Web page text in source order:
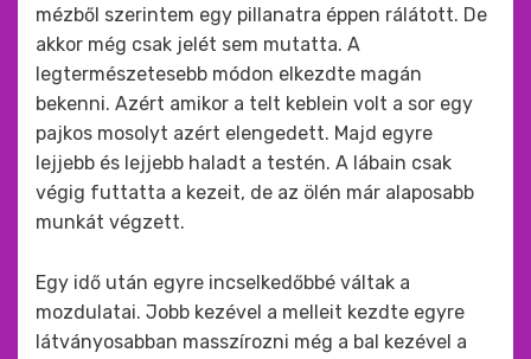
mézből szerintem egy pillanatra éppen rálátott. De
akkor még csak jelét sem mutatta. A
legtermészetesebb módon elkezdte magán
bekenni. Azért amikor a telt keblein volt a sor egy
pajkos mosolyt azért elengedett. Majd egyre
lejjebb és lejjebb haladt a testén. A lábain csak
végig futtatta a kezeit, de az ölén már alaposabb
munkát végzett.
Egy idő után egyre incselkedőbbé váltak a
mozdulatai. Jobb kezével a melleit kezdte egyre
látványosabban masszírozni még a bal kezével a